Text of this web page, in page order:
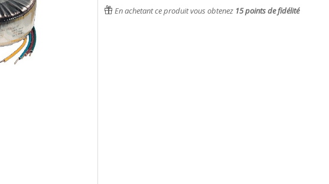
En achetant ce produit vous obtenez 15points de fidélité